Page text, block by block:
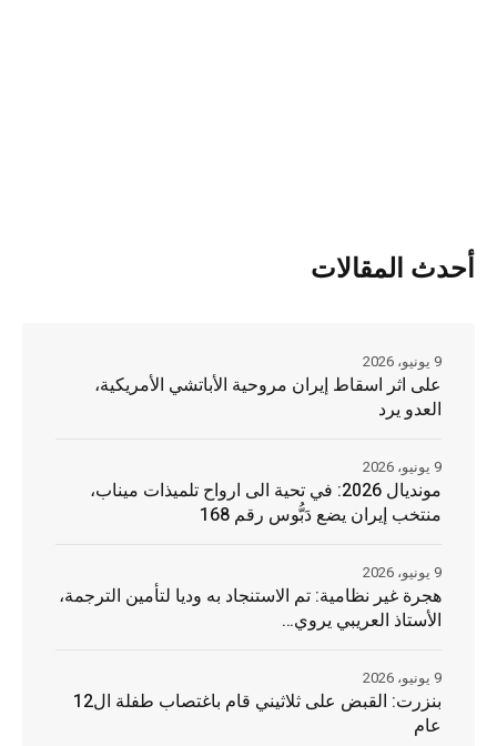
أحدث المقالات
على اثر اسقاط إيران مروحية الأباتشي الأمريكية،
العدو يرد
9 يونيو، 2026
مونديال 2026: في تحية الى ارواح تلميذات ميناب،
منتخب إيران يضع دَبُّوس رقم 168
9 يونيو، 2026
هجرة غير نظامية: تم الاستنجاد به وديا لتأمين الترجمة،
الأستاذ العريبي يروي…
9 يونيو، 2026
بنزرت: القبض على ثلاثيني قام باغتصاب طفلة ال12
عام
9 يونيو، 2026